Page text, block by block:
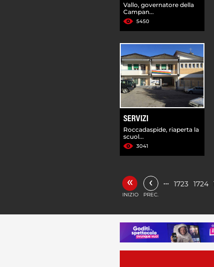
Vallo, governatore della
Campan...
5450
SERVIZI
Roccadaspide, riaperta la
scuol...
3041
«
INIZIO
‹
PREC.
… 1723 1724